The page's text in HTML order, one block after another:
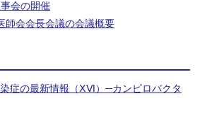
会の開催
師会会長会議の会議概要
症の最新情報（ⅩⅥ）─カンピロバクタ